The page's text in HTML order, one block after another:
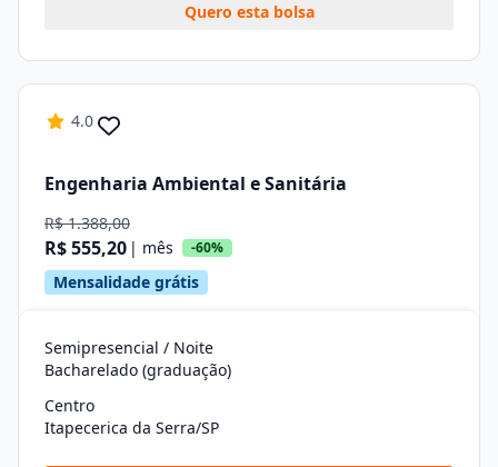
Quero esta bolsa
4.0
Engenharia Ambiental e Sanitária
R$ 1.388,00
R$ 555,20 | mês -60%
Mensalidade grátis
Semipresencial / Noite
Bacharelado (graduação)
Centro
Itapecerica da Serra/SP